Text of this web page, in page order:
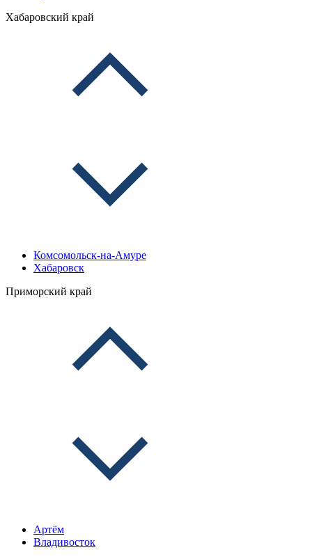
Хабаровский край
Комсомольск-на-Амуре
Хабаровск
Приморский край
Артём
Владивосток